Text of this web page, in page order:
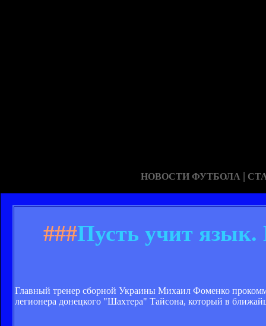
НОВОСТИ ФУТБОЛА |
###Пусть учит
Главный тренер сборной Украины Михаил Фоменко
легионера донецкого "Шахтера" Тайсона, который в